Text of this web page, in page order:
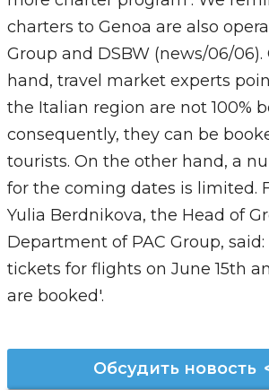
charters to Genoa are also
Group and DSBW (news/06/06).
hand, travel market experts
the Italian region are not 100%
consequently, they can be
tourists. On the other hand, a
for the coming dates is limited.
Yulia Berdnikova, the Head of
Department of PAC Group, said:
tickets for flights on June 15th
are booked'.
Обсудить новость